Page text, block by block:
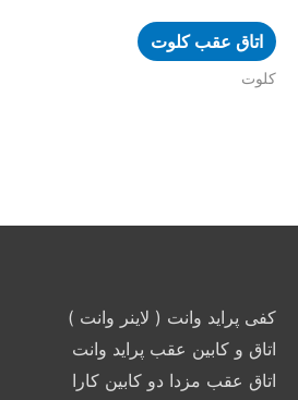
اتاق عقب کلوت
کلوت
کفی پراید وانت ( لاینر وانت )
اتاق و کابین عقب پراید وانت
اتاق عقب مزدا دو کابین کارا